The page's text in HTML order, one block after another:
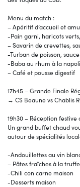
Menu du match :
– Apéritif d’accueil et
-Pain garni, haricots
– Savarin de crevettes,
-Turban de poisson,
-Baba au rhum à la
– Café et pousse digestif
17h45 – Grande Finale
→ CS Beaune vs Chablis
19h30 – Réception
Un grand buffet chaud
autour de spécialités
-Andouillettes au vin
– Pâtes fraîches à la
-Chili con carne maison
-Desserts maison